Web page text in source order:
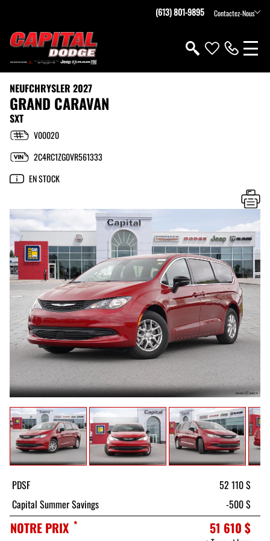
(613) 801-9895 Contactez-Nous
NEUFCHRYSLER 2027
GRAND CARAVAN
SXT
V00020
2C4RC1ZG0VR561333
EN STOCK
PDSF
52 110 $
Capital Summer Savings
-500 $
NOTRE PRIX * 51 610 $